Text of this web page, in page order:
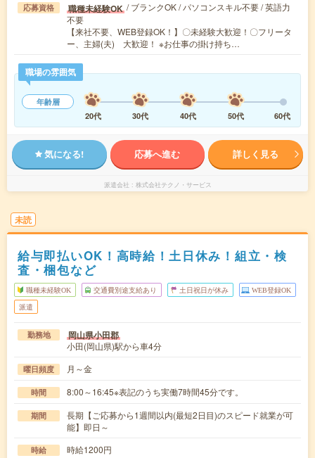
応募資格 職種未経験OK / ブランクOK / パソコンスキル不要 / 英語力
不要
【来社不要、WEB登録OK！】〇未経験大歓迎！〇フリータ
ー、主婦(夫) 大歓迎！ ※お仕事の掛け持ち…
職場の雰囲気
年齢層
20代
30代 40代 50代 60代
気になる! 応募へ進む 詳しく見る
派遣会社 株式会社テクノ・サービス
未読
給与即払いOK！高時給！土日休み！組立・検
査・梱包など
職種未経験OK 交通費別途支給あり 土日祝日が休み WEB登録OK
派遣
勤務地 岡山県小田郡
小田(岡山県)駅から車4分
曜日頻度 月～金
時間 8:00～16:45※表記のうち実働7時間45分です。
期間
長期【ご応募から1週間以内(最短2日目)のスピード就業が可
能】即日～
時給 時給1200円